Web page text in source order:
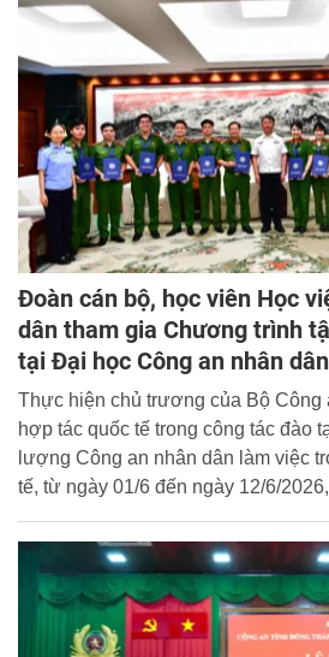
Đoàn cán bộ, học viên Học
dân tham gia Chương trình
tại Đại học Công an nhân
Thực hiện chủ trương của Bộ Công
hợp tác quốc tế trong công tác đào
lượng Công an nhân dân làm việc
tế, từ ngày 01/6 đến ngày 12/6/
(CSND) gồm 12 thành viên tham
huấn ngắn hạn tại Đại học Công an